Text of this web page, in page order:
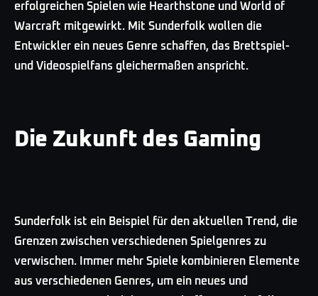
erfolgreichen Spielen wie Hearthstone und World of
Warcraft mitgewirkt. Mit Sunderfolk wollen die
Entwickler ein neues Genre schaffen, das Brettspiel-
und Videospielfans gleichermaßen anspricht.
Die Zukunft des Gaming
Sunderfolk ist ein Beispiel für den aktuellen Trend, die
Grenzen zwischen verschiedenen Spielgenres zu
verwischen. Immer mehr Spiele kombinieren Elemente
aus verschiedenen Genres, um ein neues und